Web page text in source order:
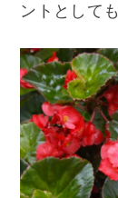
ントとして